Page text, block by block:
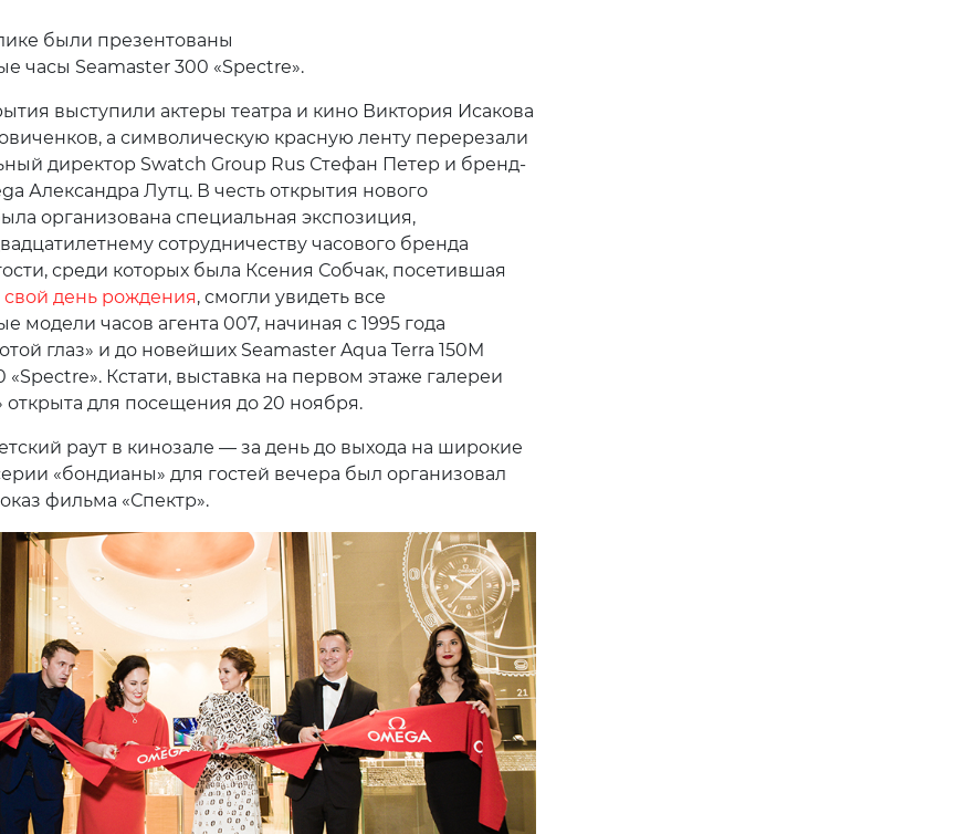
были презентованы
часы Seamaster 300 «Spectre».
выступили актеры театра и кино Виктория Исакова
а символическую красную ленту перерезали
директор Swatch Group Rus Стефан Петер и бренд-
Александра Лутц. В честь открытия нового
организована специальная экспозиция,
сотрудничеству часового бренда
среди которых была Ксения Собчак, посетившая
свой день рождения, смогли увидеть все
модели часов агента 007, начиная с 1995 года
глаз» и до новейших Seamaster Aqua Terra 150M
«Spectre». Кстати, выставка на первом этаже галереи
открыта для посещения до 20 ноября.
раут в кинозале — за день до выхода на широкие
«бондианы» для гостей вечера был организовал
фильма «Спектр».